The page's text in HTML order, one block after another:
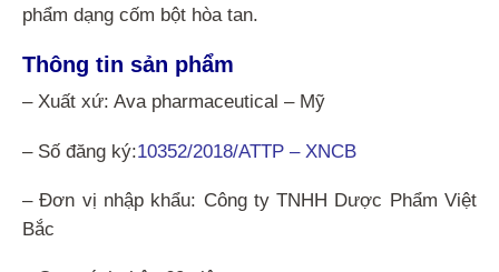
phẩm dạng cốm bột hòa tan.
Thông tin sản phẩm
– Xuất xứ: Ava pharmaceutical – Mỹ
– Số đăng ký:10352/2018/ATTP – XNCB
– Đơn vị nhập khẩu: Công ty TNHH Dược Phẩm Việt
Bắc